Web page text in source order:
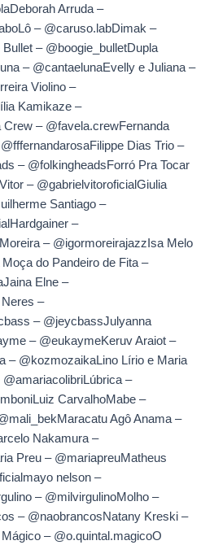
Arruda –
– @caruso.labDimak –
– @boogie_bulletDupla
– @cantaelunaEvelly e Juliana –
Violino –
Kamikaze –
– @favela.crewFernanda
Dias Trio –
– @folkingheadsForró Pra Tocar
– @gabrielvitoroficialGiulia
Santiago –
–
– @igormoreirajazzIsa Melo
do Pandeiro de Fita –
Elne –
Neres –
– @jeycbassJulyanna
– @eukaymeKeruv Araiot –
– @kozmozaikaLino Lírio e Maria
–
CarvalhoMabe –
Agô Anama –
Nakamura –
Preu – @mariapreuMatheus
nelson –
– @milvirgulinoMolho –
– @naobrancosNatany Kreski –
– @o.quintal.magicoO